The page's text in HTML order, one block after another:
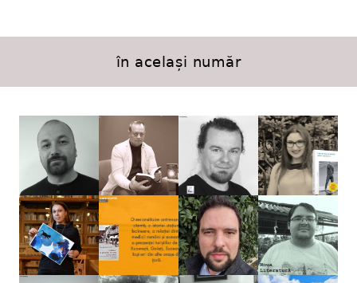
în același număr